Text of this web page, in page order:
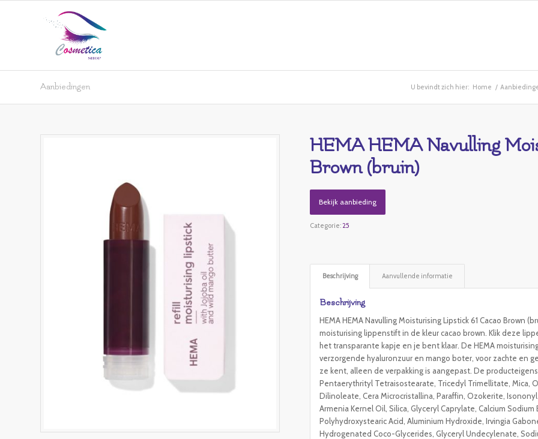
Aanbiedingen U bevindt zich hier: Home /
HEMA HEMA Navulling
Brown (bruin)
Bekijk aanbieding
Categorie:25
Beschrijving Aanvullende informatie
Beschrijving
HEMA HEMA Navulling Moisturising Lipstick 61 Cacao Brown
moisturising lippenstift in de kleur cacao brown. Klik deze
het transparante kapje en je bent klaar. De HEMA
verzorgende hyaluronzuur en mango boter, voor zachte en
ze kent, alleen de verpakking is aangepast. De
Pentaerythrityl Tetraisostearate, Tricedyl Trimellitate, Mica,
Dilinoleate, Cera Microcristallina, Paraffin, Ozokerite,
Armenia Kernel Oil, Silica, Glyceryl Caprylate, Calcium
Polyhydroxystearic Acid, Aluminium Hydroxide, Irvingia
Hydrogenated Coco-Glycerides, Glyceryl Undecylenate,